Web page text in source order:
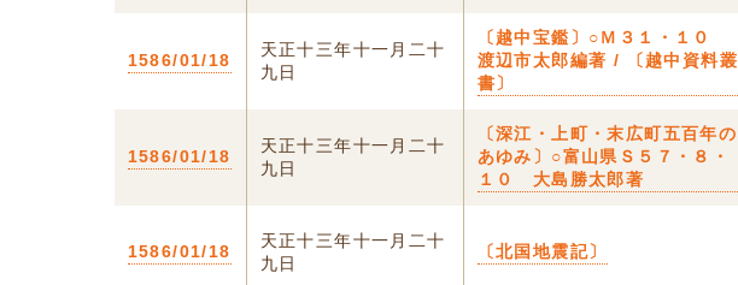
1586/01/18
天正十三年十一月二十
九日
〔越中宝鑑〕○Ｍ３１・１０
渡辺市太郎編著 / 〔越中資料叢
書〕
1586/01/18
天正十三年十一月二十
九日
〔深江・上町・末広町五百年の
あゆみ〕○富山県Ｓ５７・８・
１０ 大島勝太郎著
1586/01/18
天正十三年十一月二十
九日
〔北国地震記〕